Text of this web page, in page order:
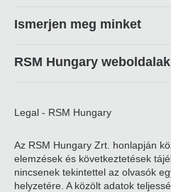
Ismerjen meg minket
RSM Hungary weboldalak
Legal - RSM Hungary
Az RSM Hungary Zrt. honlapján
elemzések és következtetések
nincsenek tekintettel az olvasók
helyzetére. A közölt adatok